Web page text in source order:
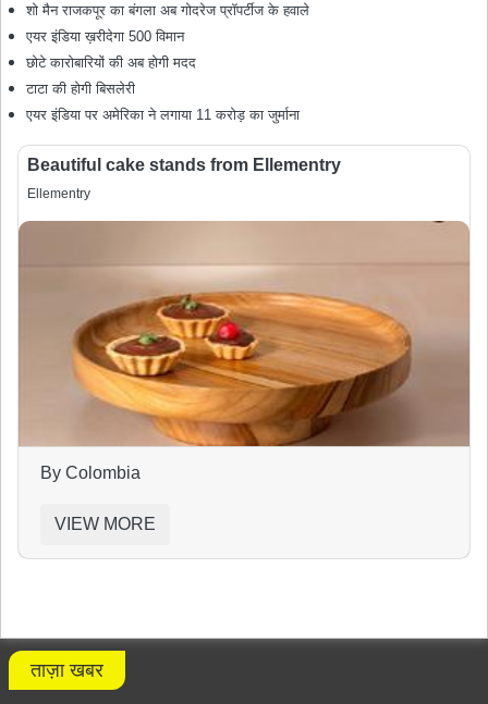
शो मैन राजकपूर का बंगला अब गोदरेज प्रॉपर्टीज के हवाले
एयर इंडिया ख़रीदेगा 500 विमान
छोटे कारोबारियों की अब होगी मदद
टाटा की होगी बिसलेरी
एयर इंडिया पर अमेरिका ने लगाया 11 करोड़ का जुर्माना
Beautiful cake stands from Ellementry
Ellementry
By Colombia
VIEW MORE
ताज़ा खबर